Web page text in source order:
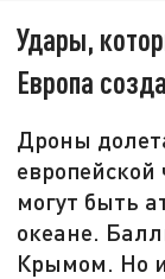
Удары,
Европа
Дроны
могут быть
океане.
Крымом. Но